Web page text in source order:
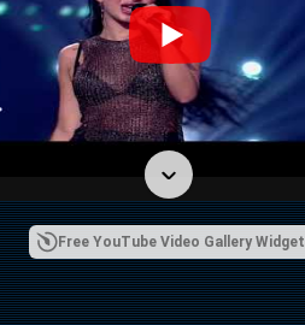
Free YouTube Video Gallery Widget